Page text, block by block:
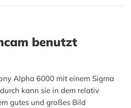
benutzt
Alpha 6000 mit einem Sigma
kann sie in dem relativ
gutes und großes Bild